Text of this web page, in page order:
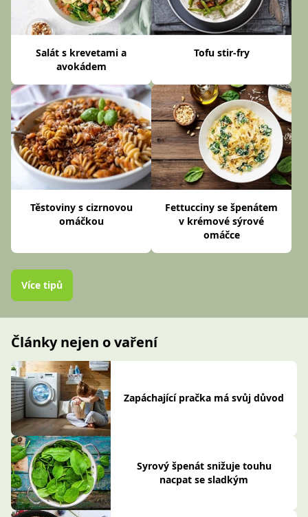
Salát s krevetami a
avokádem
Tofu stir-fry
Těstoviny s cizrnovou
omáčkou
Fettucciny se špenátem
v krémové sýrové
omáčce
Více tipů
Články nejen o vaření
Zapáchající pračka má svůj důvod
Syrový špenát snižuje touhu
nacpat se sladkým